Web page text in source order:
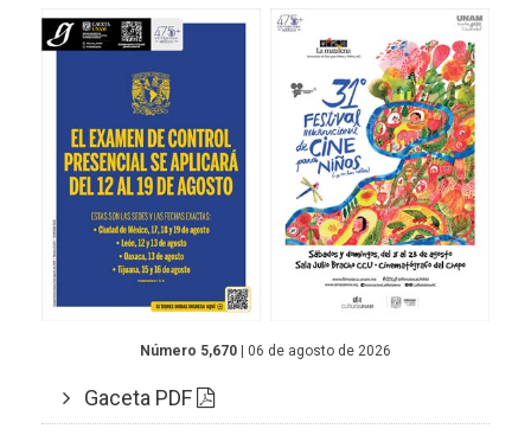
Número 5,670 | 06 de agosto de 2026
Gaceta PDF